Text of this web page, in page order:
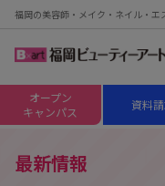
福岡の美容師・メイク・ネイル・エ
オープン
キャンパス
資料
最新情報